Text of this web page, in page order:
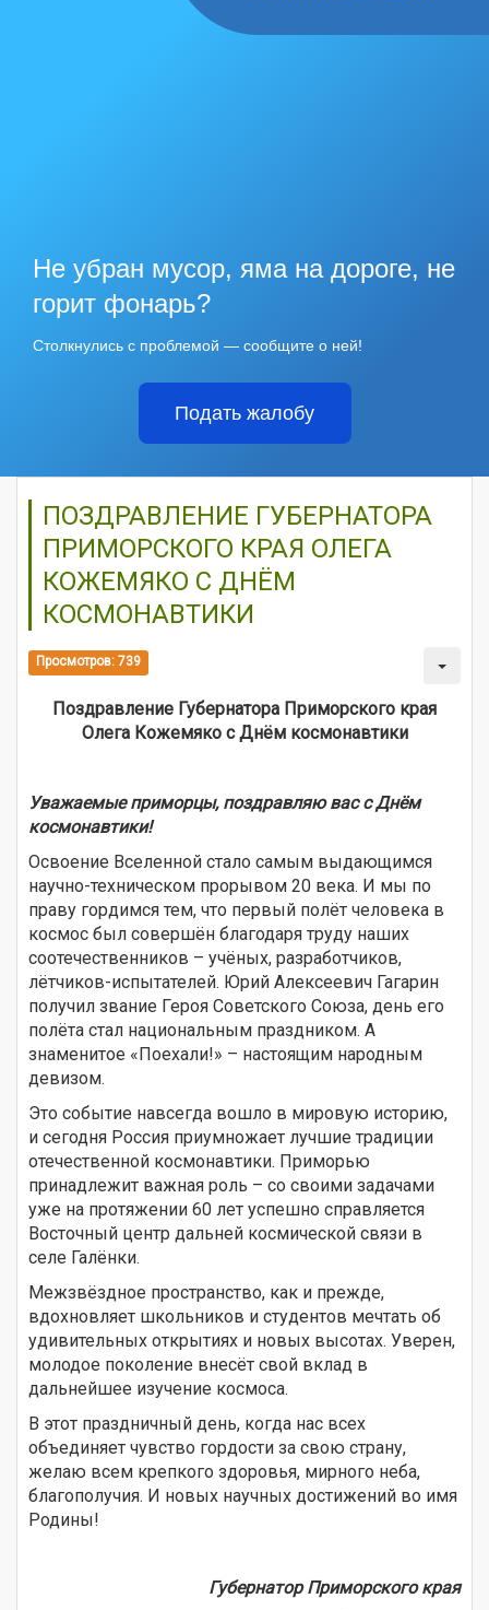
Не убран мусор, яма на дороге, не
горит фонарь?
Столкнулись с проблемой — сообщите о ней!
Подать жалобу
ПОЗДРАВЛЕНИЕ ГУБЕРНАТОРА
ПРИМОРСКОГО КРАЯ ОЛЕГА
КОЖЕМЯКО С ДНЁМ
КОСМОНАВТИКИ
Просмотров: 739
Поздравление Губернатора Приморского края
Олега Кожемяко с Днём космонавтики
Уважаемые приморцы, поздравляю вас с Днём
космонавтики!
Освоение Вселенной стало самым выдающимся
научно-техническом прорывом 20 века. И мы по
праву гордимся тем, что первый полёт человека в
космос был совершён благодаря труду наших
соотечественников – учёных, разработчиков,
лётчиков-испытателей. Юрий Алексеевич Гагарин
получил звание Героя Советского Союза, день его
полёта стал национальным праздником. А
знаменитое «Поехали!» – настоящим народным
девизом.
Это событие навсегда вошло в мировую историю,
и сегодня Россия приумножает лучшие традиции
отечественной космонавтики. Приморью
принадлежит важная роль – со своими задачами
уже на протяжении 60 лет успешно справляется
Восточный центр дальней космической связи в
селе Галёнки.
Межзвёздное пространство, как и прежде,
вдохновляет школьников и студентов мечтать об
удивительных открытиях и новых высотах. Уверен,
молодое поколение внесёт свой вклад в
дальнейшее изучение космоса.
В этот праздничный день, когда нас всех
объединяет чувство гордости за свою страну,
желаю всем крепкого здоровья, мирного неба,
благополучия. И новых научных достижений во имя
Родины!
Губернатор Приморского края